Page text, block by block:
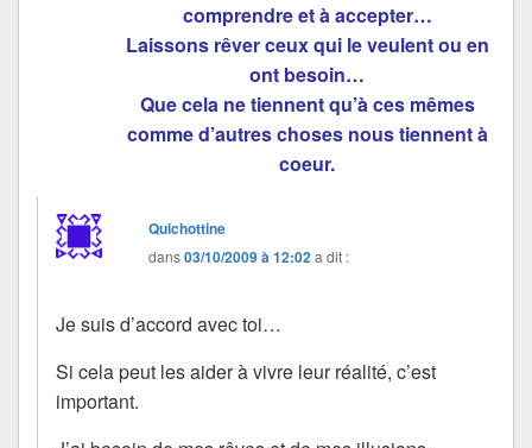
comprendre et à accepter…
Laissons rêver ceux qui le veulent ou en
ont besoin…
Que cela ne tiennent qu’à ces mêmes
comme d’autres choses nous tiennent à
coeur.
Quichottine
dans03/10/2009 à 12:02 a dit :
Je suis d’accord avec toi…
Si cela peut les aider à vivre leur réalité, c’est
important.